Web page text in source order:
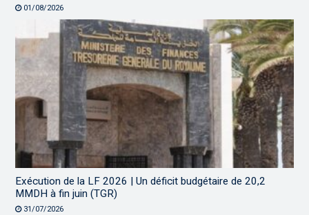
01/08/2026
Exécution de la LF 2026 | Un déficit budgétaire de 20,2
MMDH à fin juin (TGR)
31/07/2026